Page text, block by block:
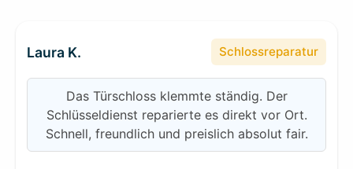
Laura K. Schlossreparatur
Das Türschloss klemmte ständig. Der
Schlüsseldienst reparierte es direkt vor Ort.
Schnell, freundlich und preislich absolut fair.